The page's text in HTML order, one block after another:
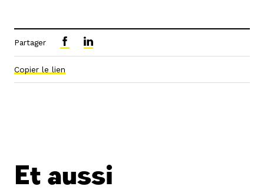
Partager
Copier le lien
Et aussi